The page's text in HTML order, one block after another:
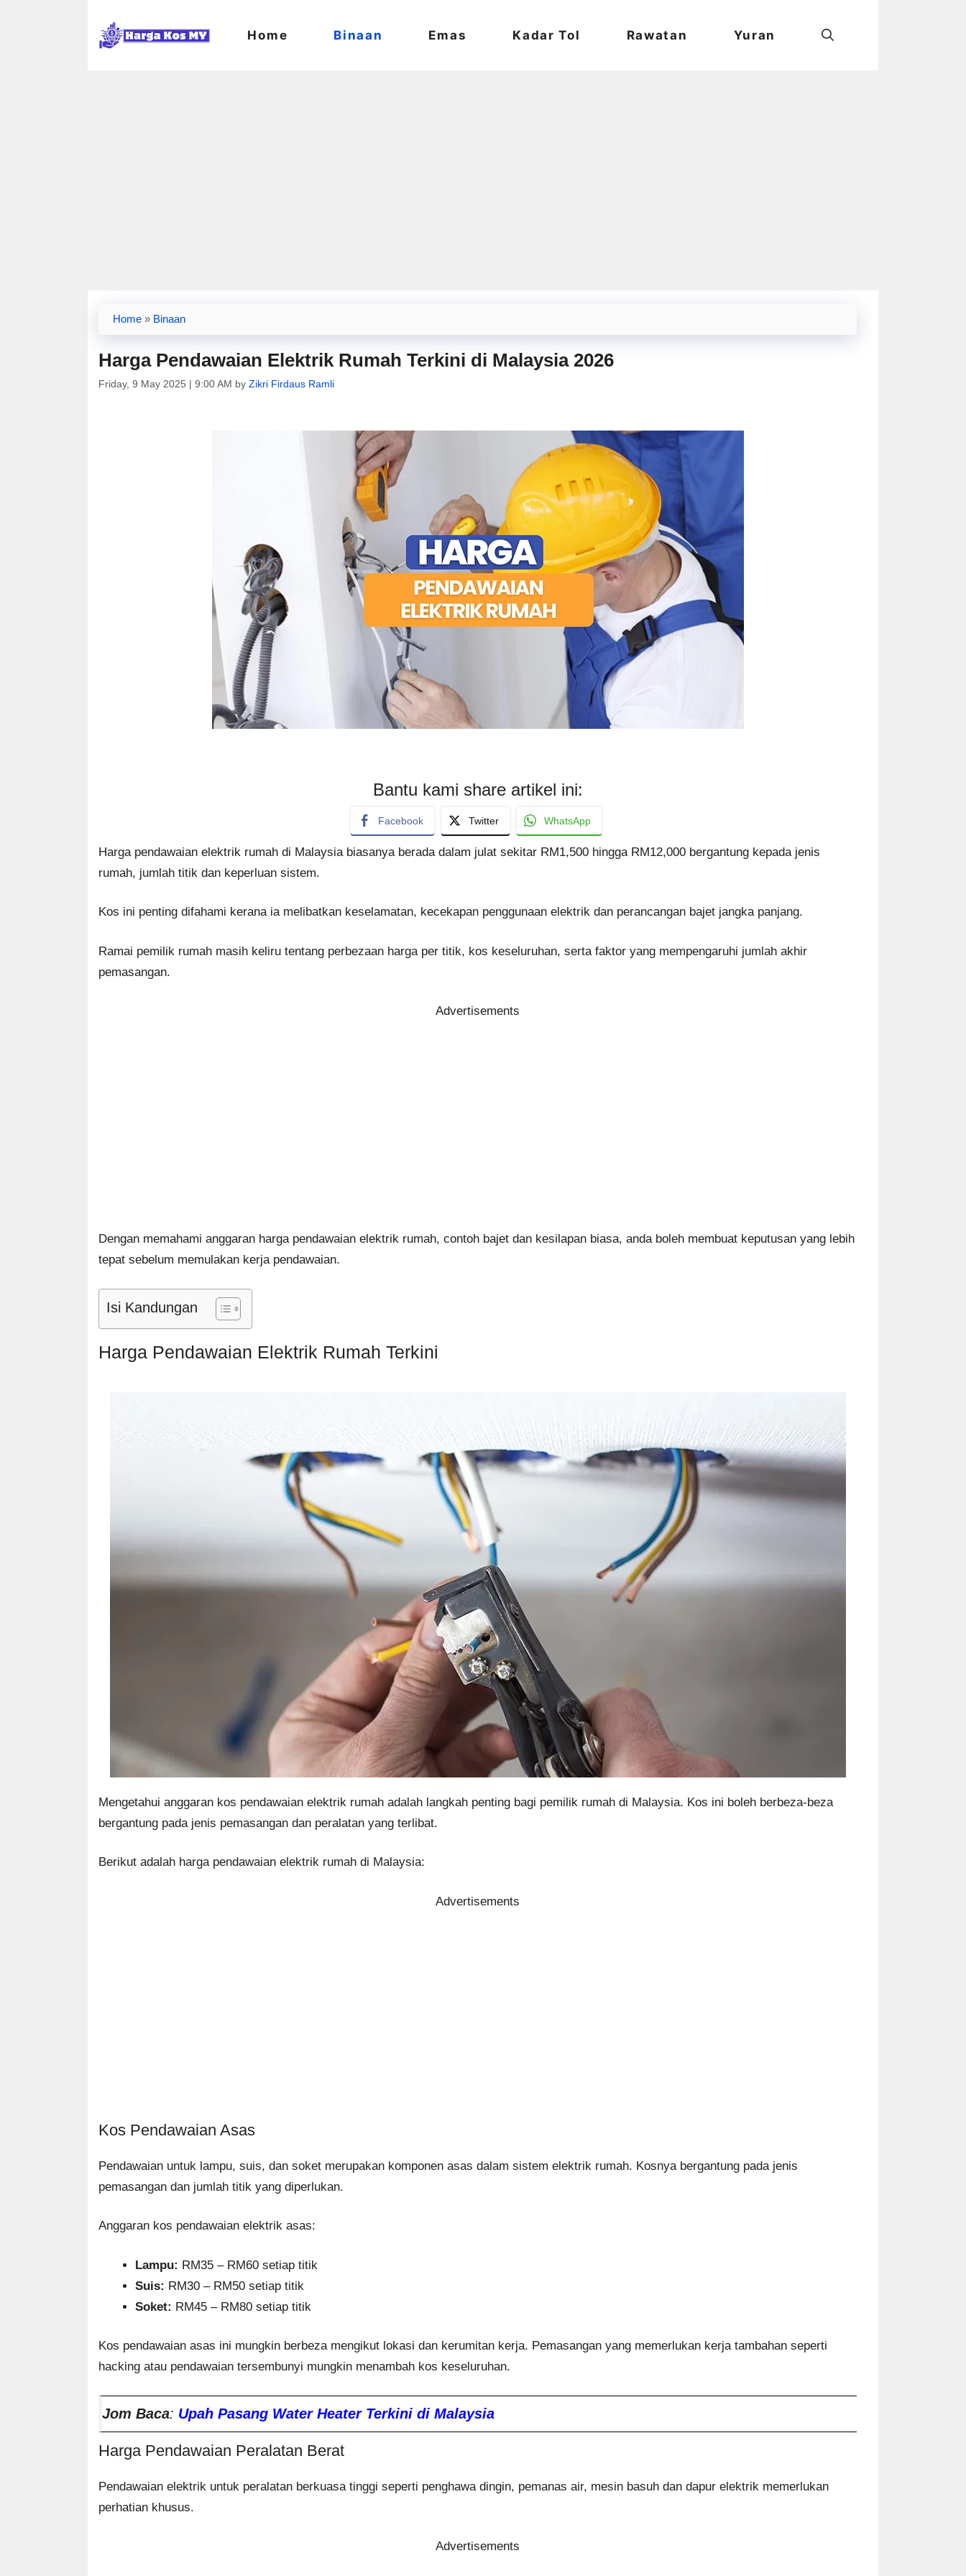
Home Binaan Emas Kadar Tol Rawatan Yuran
Home » Binaan
Harga Pendawaian Elektrik Rumah Terkini di Malaysia 2026
Friday, 9 May 2025 | 9:00 AM by Zikri Firdaus Ramli
Bantu kami share artikel ini:
Facebook Twitter WhatsApp
Harga pendawaian elektrik rumah di Malaysia biasanya berada dalam julat sekitar RM1,500 hingga RM12,000 bergantung kepada jenis
rumah, jumlah titik dan keperluan sistem.
Kos ini penting difahami kerana ia melibatkan keselamatan, kecekapan penggunaan elektrik dan perancangan bajet jangka panjang.
Ramai pemilik rumah masih keliru tentang perbezaan harga per titik, kos keseluruhan, serta faktor yang mempengaruhi jumlah akhir
pemasangan.
Advertisements
Dengan memahami anggaran harga pendawaian elektrik rumah, contoh bajet dan kesilapan biasa, anda boleh membuat keputusan yang lebih
tepat sebelum memulakan kerja pendawaian.
Isi Kandungan
Harga Pendawaian Elektrik Rumah Terkini
Mengetahui anggaran kos pendawaian elektrik rumah adalah langkah penting bagi pemilik rumah di Malaysia. Kos ini boleh berbeza-beza
bergantung pada jenis pemasangan dan peralatan yang terlibat.
Berikut adalah harga pendawaian elektrik rumah di Malaysia:
Advertisements
Kos Pendawaian Asas
Pendawaian untuk lampu, suis, dan soket merupakan komponen asas dalam sistem elektrik rumah. Kosnya bergantung pada jenis
pemasangan dan jumlah titik yang diperlukan.
Anggaran kos pendawaian elektrik asas:
Lampu: RM35 – RM60 setiap titik
Suis: RM30 – RM50 setiap titik
Soket: RM45 – RM80 setiap titik
Kos pendawaian asas ini mungkin berbeza mengikut lokasi dan kerumitan kerja. Pemasangan yang memerlukan kerja tambahan seperti
hacking atau pendawaian tersembunyi mungkin menambah kos keseluruhan.
Jom Baca: Upah Pasang Water Heater Terkini di Malaysia
Harga Pendawaian Peralatan Berat
Pendawaian elektrik untuk peralatan berkuasa tinggi seperti penghawa dingin, pemanas air, mesin basuh dan dapur elektrik memerlukan
perhatian khusus.
Advertisements